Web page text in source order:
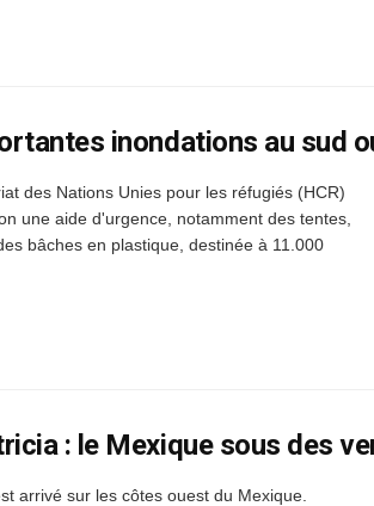
inondations au sud
des Nations Unies pour les réfugiés (HCR)
une aide d'urgence, notamment des tentes,
bâches en plastique, destinée à 11.000
: le Mexique sous des
arrivé sur les côtes ouest du Mexique.